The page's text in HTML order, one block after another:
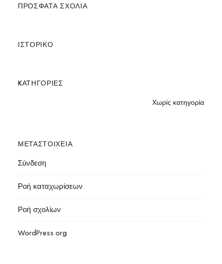
ΠΡΌΣΦΑΤΑ ΣΧΌΛΙΑ
ΙΣΤΟΡΙΚΌ
KΑΤΗΓΟΡΊΕΣ
Χωρίς κατηγορία
ΜΕΤΑΣΤΟΙΧΕΊΑ
Σύνδεση
Ροή καταχωρίσεων
Ροή σχολίων
WordPress.org